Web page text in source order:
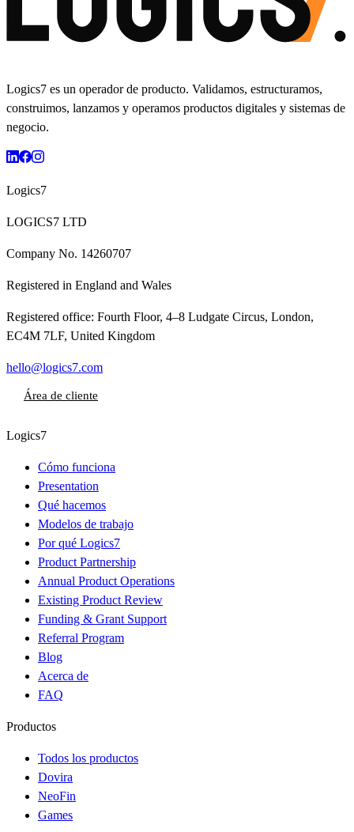
Logics7 es un operador de producto. Validamos, estructuramos,
construimos, lanzamos y operamos productos digitales y sistemas de
negocio.
Logics7
LOGICS7 LTD
Company No. 14260707
Registered in England and Wales
Registered office: Fourth Floor, 4–8 Ludgate Circus, London,
EC4M 7LF, United Kingdom
hello@logics7.com
Área de cliente
Logics7
Cómo funciona
Presentation
Qué hacemos
Modelos de trabajo
Por qué Logics7
Product Partnership
Annual Product Operations
Existing Product Review
Funding & Grant Support
Referral Program
Blog
Acerca de
FAQ
Productos
Todos los productos
Dovira
NeoFin
Games